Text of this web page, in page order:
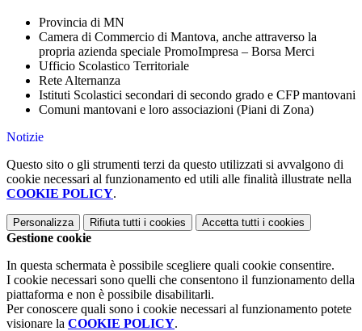
Provincia di MN
Camera di Commercio di Mantova, anche attraverso la
propria azienda speciale PromoImpresa – Borsa Merci
Ufficio Scolastico Territoriale
Rete Alternanza
Istituti Scolastici secondari di secondo grado e CFP mantovani
Comuni mantovani e loro associazioni (Piani di Zona)
Notizie
Questo sito o gli strumenti terzi da questo utilizzati si avvalgono di
cookie necessari al funzionamento ed utili alle finalità illustrate nella
COOKIE POLICY.
Personalizza Rifiuta tutti i cookies Accetta tutti i cookies
Gestione cookie
In questa schermata è possibile scegliere quali cookie consentire.
I cookie necessari sono quelli che consentono il funzionamento della
piattaforma e non è possibile disabilitarli.
Per conoscere quali sono i cookie necessari al funzionamento potete
visionare la COOKIE POLICY.